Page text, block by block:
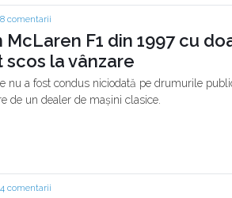
8 comentarii
F1 din 1997 cu
la vânzare
nu a fost condus niciodată pe drumurile
de un dealer de mașini clasice.
4 comentarii